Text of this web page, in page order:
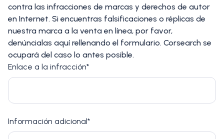
contra las infracciones de marcas y derechos de autor
en Internet. Si encuentras falsificaciones o réplicas de
nuestra marca a la venta en línea, por favor,
denúncialas aquí rellenando el formulario. Corsearch se
ocupará del caso lo antes posible.
Enlace a la infracción*
Información adicional*